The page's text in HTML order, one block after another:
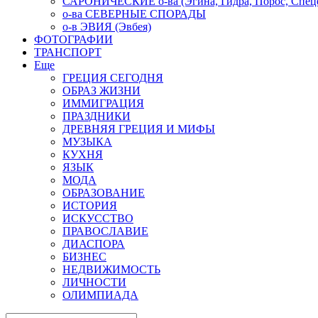
о-ва СЕВЕРНЫЕ СПОРАДЫ
о-в ЭВИЯ (Эвбея)
ФОТОГРАФИИ
ТРАНСПОРТ
Еще
ГРЕЦИЯ СЕГОДНЯ
ОБРАЗ ЖИЗНИ
ИММИГРАЦИЯ
ПРАЗДНИКИ
ДРЕВНЯЯ ГРЕЦИЯ И МИФЫ
МУЗЫКА
КУХНЯ
ЯЗЫК
МОДА
ОБРАЗОВАНИЕ
ИСТОРИЯ
ИСКУССТВО
ПРАВОСЛАВИЕ
ДИАСПОРА
БИЗНЕС
НЕДВИЖИМОСТЬ
ЛИЧНОСТИ
ОЛИМПИАДА